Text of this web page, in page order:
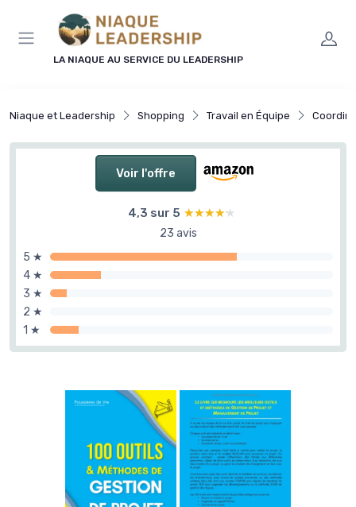
LA NIAQUE AU SERVICE DU LEADERSHIP
Niaque et Leadership Shopping Travail en Équipe
Voir l'offre
4,3 sur 5 ★★★★★
★★★★★
23 avis
5 ★
4 ★
3 ★
2 ★
1 ★